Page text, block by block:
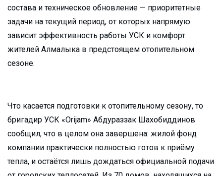
состава и техническое обновление — приоритетные
задачи на текущий период, от которых напрямую
зависит эффективность работы УСК и комфорт
жителей Алмалыка в предстоящем отопительном
сезоне.
Что касается подготовки к отопительному сезону, то
бригадир УСК «Orijam» Абдураззак Шахобиддинов
сообщил, что в целом она завершена: жилой фонд
компании практически полностью готов к приёму
тепла, и остаётся лишь дождаться официальной подачи